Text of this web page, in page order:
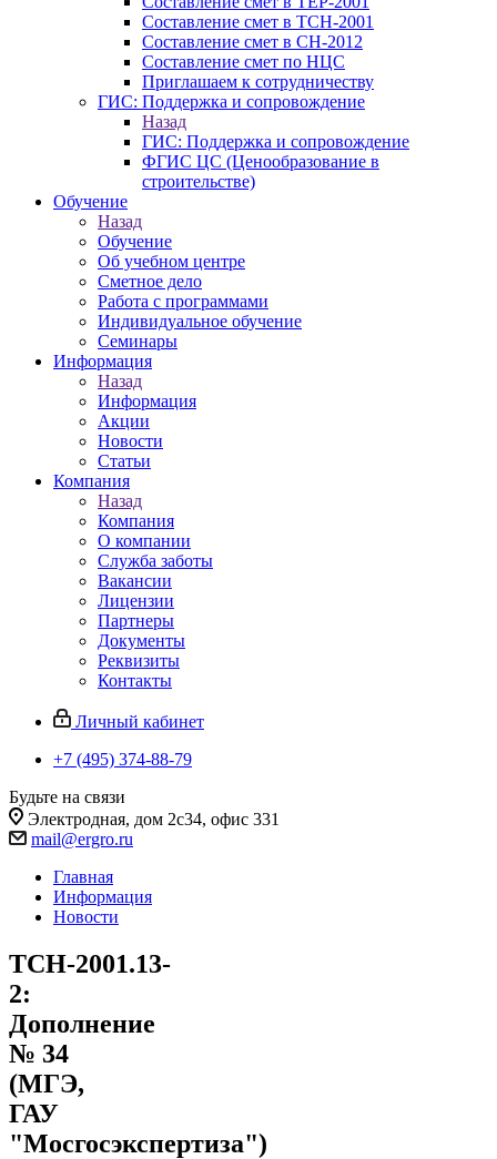
Составление смет в ТСН-2001
Составление смет в СН-2012
Составление смет по НЦС
Приглашаем к сотрудничеству
ГИС: Поддержка и сопровождение
Назад
ГИС: Поддержка и сопровождение
ФГИС ЦС (Ценообразование в
строительстве)
Обучение
Назад
Обучение
Об учебном центре
Сметное дело
Работа с программами
Индивидуальное обучение
Семинары
Информация
Назад
Информация
Акции
Новости
Статьи
Компания
Назад
Компания
О компании
Служба заботы
Вакансии
Лицензии
Партнеры
Документы
Реквизиты
Контакты
Личный кабинет
+7 (495) 374-88-79
Будьте на связи
Электродная, дом 2с34, офис 331
mail@ergro.ru
Главная
Информация
Новости
ТСН-2001.13-
2:
Дополнение
№ 34
(МГЭ,
ГАУ
"Мосгосэкспертиза")